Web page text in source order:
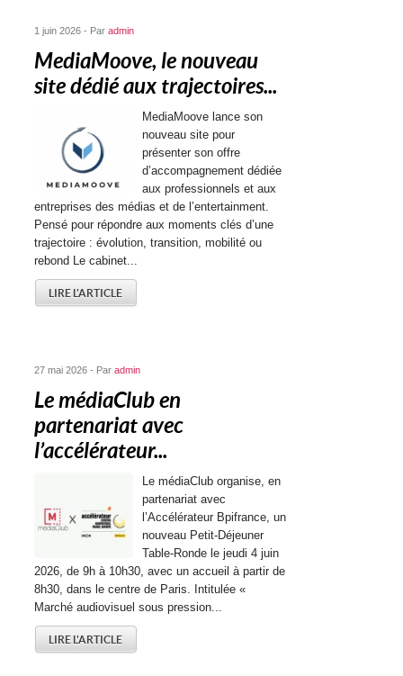
1 juin 2026 - Paradmin
MediaMoove, le nouveau
site dédié aux trajectoires...
MediaMoove lance son
nouveau site pour
présenter son offre
d’accompagnement dédiée
aux professionnels et aux
entreprises des médias et de l’entertainment.
Pensé pour répondre aux moments clés d’une
trajectoire : évolution, transition, mobilité ou
rebond Le cabinet...
LIRE L'ARTICLE
27 mai 2026 - Paradmin
Le médiaClub en
partenariat avec
l’accélérateur...
Le médiaClub organise, en
partenariat avec
l’Accélérateur Bpifrance, un
nouveau Petit-Déjeuner
Table-Ronde le jeudi 4 juin
2026, de 9h à 10h30, avec un accueil à partir de
8h30, dans le centre de Paris. Intitulée «
Marché audiovisuel sous pression...
LIRE L'ARTICLE